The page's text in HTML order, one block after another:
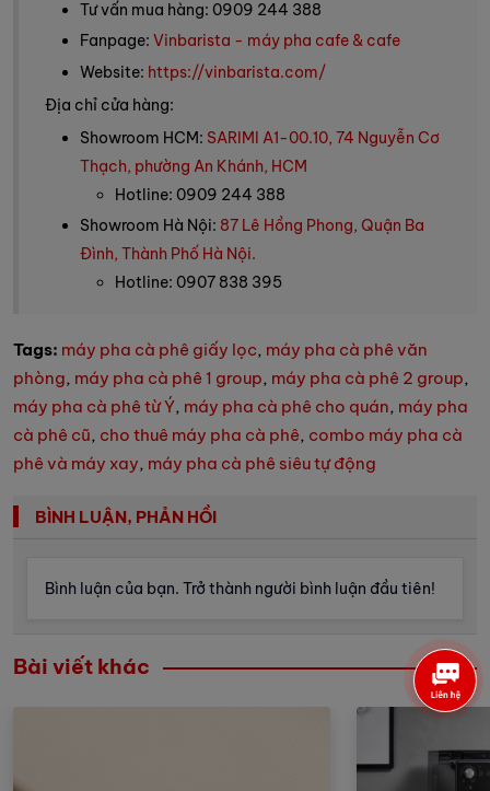
Tư vấn mua hàng: 0909 244 388
Fanpage: Vinbarista - máy pha cafe & cafe
Website: https://vinbarista.com/
Địa chỉ cửa hàng:
Showroom HCM: SARIMI A1-00.10, 74 Nguyễn Cơ
Thạch, phường An Khánh, HCM
Hotline: 0909 244 388
Showroom Hà Nội: 87 Lê Hồng Phong, Quận Ba
Đình, Thành Phố Hà Nội.
Hotline: 0907 838 395
Tags: máy pha cà phê giấy lọc, máy pha cà phê văn
phòng, máy pha cà phê 1 group, máy pha cà phê 2 group,
máy pha cà phê từ Ý, máy pha cà phê cho quán, máy pha
cà phê cũ, cho thuê máy pha cà phê, combo máy pha cà
phê và máy xay, máy pha cà phê siêu tự động
BÌNH LUẬN, PHẢN HỒI
Bình luận của bạn. Trở thành người bình luận đầu tiên!
Bài viết khác